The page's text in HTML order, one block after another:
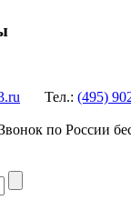
Тел.: (495)
по России